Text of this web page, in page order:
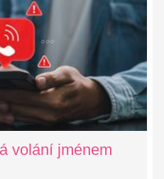
volání jménem